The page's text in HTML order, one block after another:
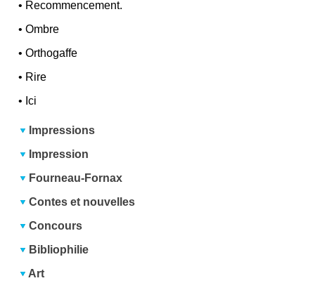
• Recommencement.
•Ombre
•Orthogaffe
• Rire
• Ici
Impressions
Impression
Fourneau-Fornax
Contes et nouvelles
Concours
Bibliophilie
Art